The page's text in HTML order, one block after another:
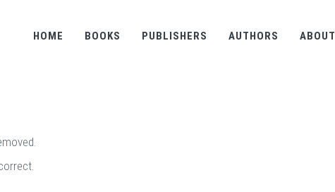
HOME BOOKS PUBLISHERS AUTHORS ABOUT